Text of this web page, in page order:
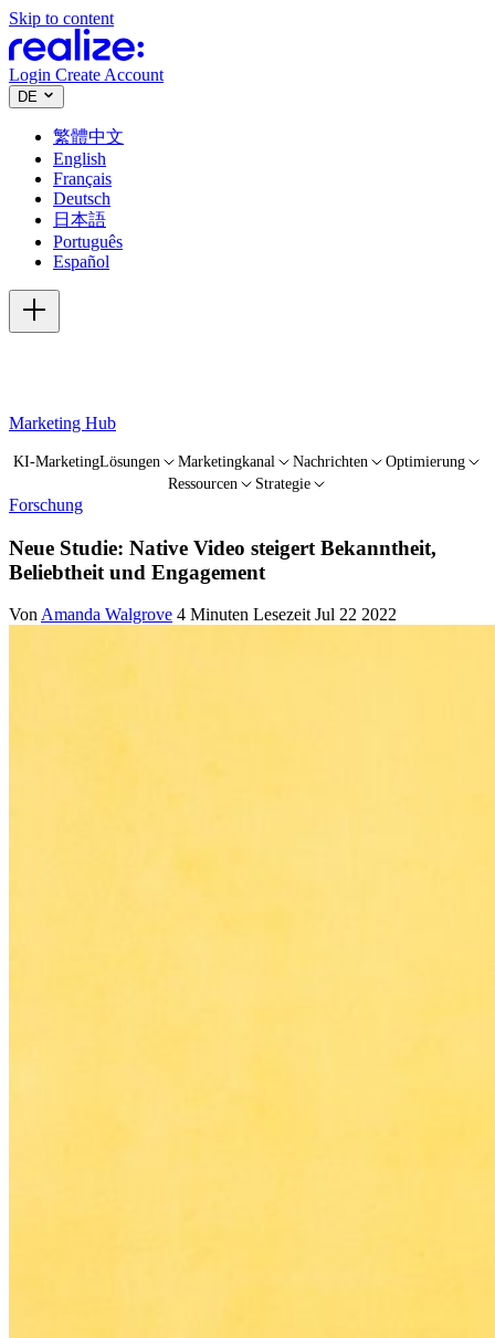
Skip to content
Login Create Account
DE
繁體中文
English
Français
Deutsch
日本語
Português
Español
Marketing Hub
KI-MarketingLösungen Marketingkanal Nachrichten
Optimierung
Ressourcen
Strategie
Forschung
Neue Studie: Native Video steigert Bekanntheit,
Beliebtheit und Engagement
VonAmanda Walgrove 4 Minuten Lesezeit Jul 22 2022